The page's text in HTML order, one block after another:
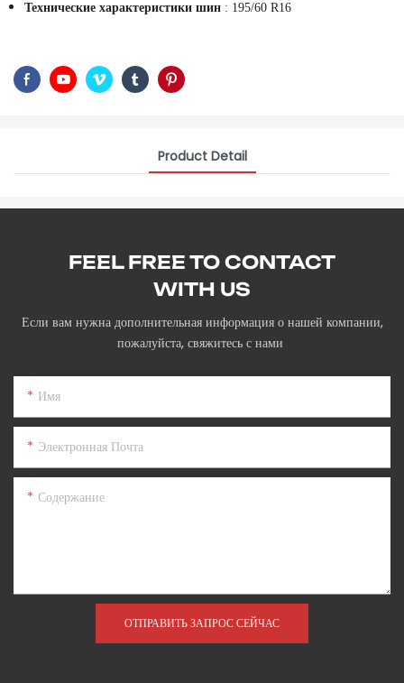
Технические характеристики шин : 195/60 R16
Product Detail
FEEL FREE TO CONTACT
WITH US
Если вам нужна дополнительная информация о нашей компании,
пожалуйста, свяжитесь с нами
Имя
Электронная Почта
Содержание
ОТПРАВИТЬ ЗАПРОС СЕЙЧАС